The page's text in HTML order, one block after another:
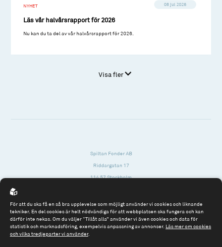
NYHET 08 jul 2026
Läs vår halvårsrapport för 2026
Nu kan du ta del av vår halvårsrapport för 2026.
Visa fler
Spiltan Fonder AB
Riddargatan 17
114 57 Stockholm
Tel: 08 - 545 813 40
För att du ska få en så bra upplevelse som möjligt använder vi cookies och liknande
tekniker. En del cookies är helt nödvändiga för att webbplatsen ska fungera och kan
därför inte nekas. Om du väljer “Tillåt alla” använder vi även cookies och data för
statistik och marknadsföring, exempelvis anpassning av annonser. Läs mer om cookies
och vilka tredjeparter vi använder.